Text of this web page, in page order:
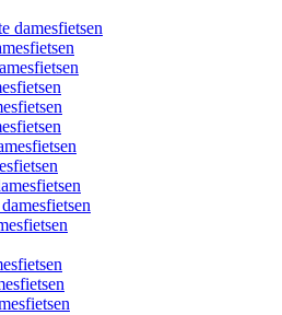
damesfietsen